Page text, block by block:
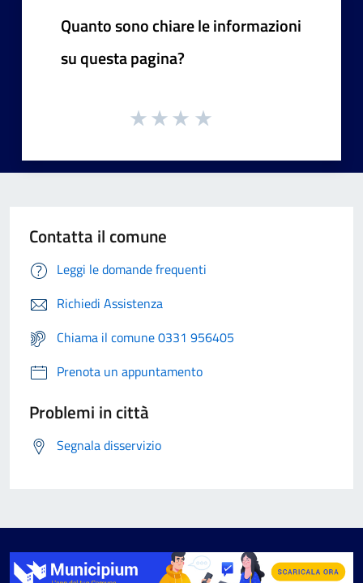
Quanto sono chiare le informazioni
su questa pagina?
Contatta il comune
Leggi le domande frequenti
Richiedi Assistenza
Chiama il comune 0331 956405
Prenota un appuntamento
Problemi in città
Segnala disservizio